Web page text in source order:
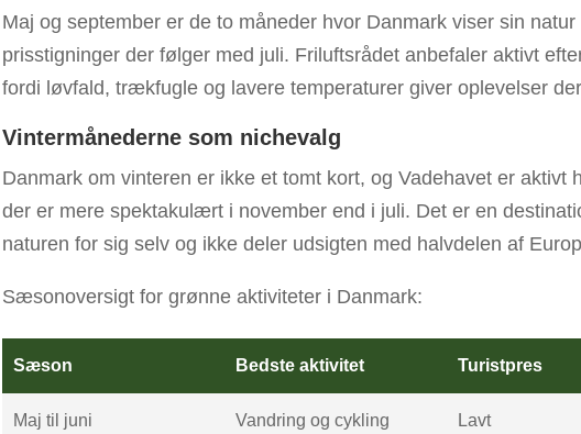
Maj og september er de to måneder hvor Danmark viser sin
prisstigninger der følger med juli. Friluftsrådet anbefaler aktivt
fordi løvfald, trækfugle og lavere temperaturer giver oplevelser
Vintermånederne som nichevalg
Danmark om vinteren er ikke et tomt kort, og Vadehavet er aktivt
der er mere spektakulært i november end i juli. Det er en
naturen for sig selv og ikke deler udsigten med halvdelen af
Sæsonoversigt for grønne aktiviteter i Danmark:
Sæson Bedste aktivitet Turistpres
Maj til juni Vandring og cykling Lavt